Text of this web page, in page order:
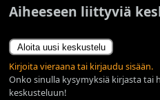
Aiheeseen liittyviä
Aloita uusi keskustelu
Kirjoita vieraana tai kirjaudu sisään.
Onko sinulla kysymyksiä kirjasta tai
keskusteluun!